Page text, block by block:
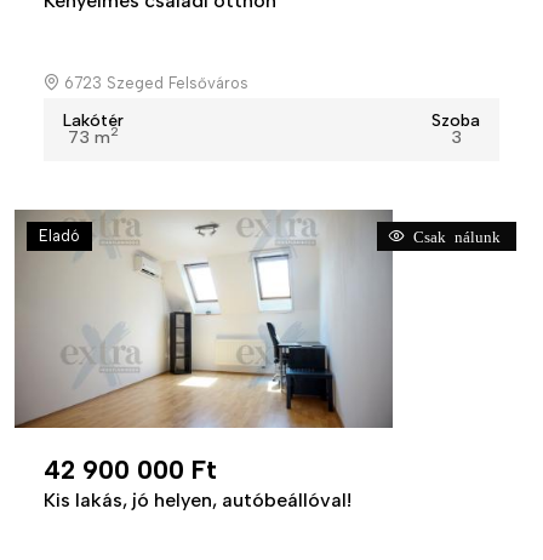
6723 Szeged Felsőváros
Lakótér
73 m2
Szoba
3
Eladó Csak nálunk
42 900 000 Ft
Kis lakás, jó helyen, autóbeállóval!